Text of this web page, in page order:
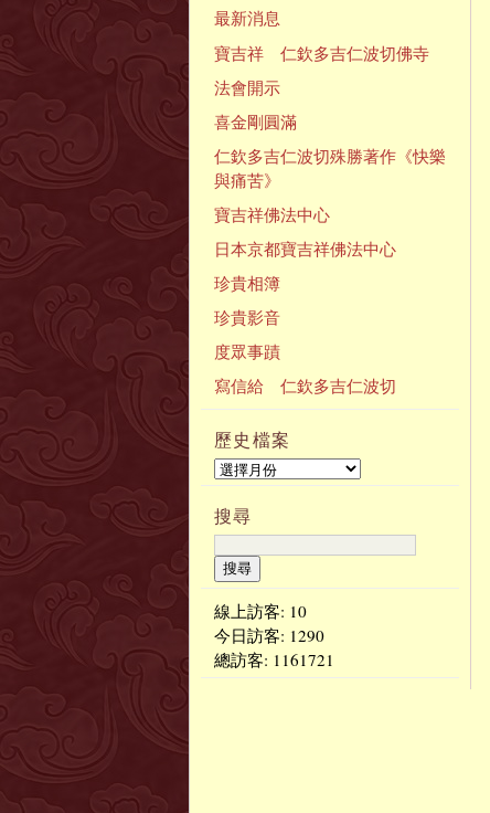
最新消息
寶吉祥 仁欽多吉仁波切佛寺
法會開示
喜金剛圓滿
仁欽多吉仁波切殊勝著作《快樂
與痛苦》
寶吉祥佛法中心
日本京都寶吉祥佛法中心
珍貴相簿
珍貴影音
度眾事蹟
寫信給 仁欽多吉仁波切
歷史檔案
搜尋
線上訪客: 10
今日訪客: 1290
總訪客: 1161721